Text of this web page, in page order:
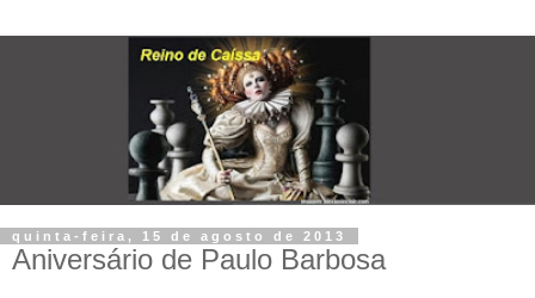
quinta-feira, 15 de agosto de 2013
Aniversário de Paulo Barbosa